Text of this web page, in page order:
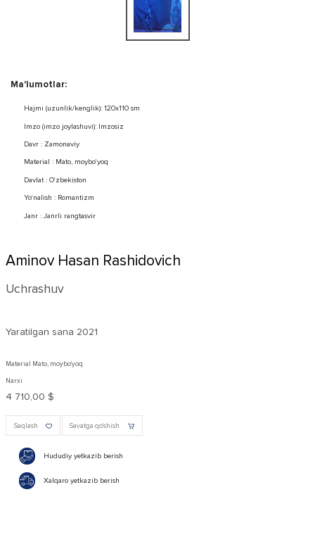
Ma'lumotlar:
Hajmi (uzunlik/kenglik): 120x110 sm
Imzo (imzo joylashuvi): Imzosiz
Davr : Zamonaviy
Material : Mato, moybo'yoq
Davlat : O'zbekiston
Yo'nalish : Romantizm
Janr : Janrli rangtasvir
Aminov Hasan Rashidovich
Uchrashuv
Yaratilgan sana 2021
Material Mato, moybo'yoq
Narxi
4 710,00 $
Saqlash Savatga qo'shish
Hududiy yetkazib berish
Xalqaro yetkazib berish